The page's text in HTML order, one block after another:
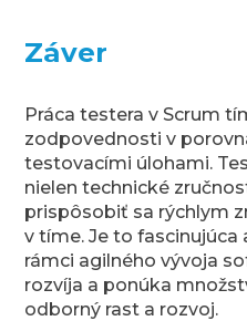
Záver
Práca testera v Scrum
zodpovednosti v
testovacími úlohami.
nielen technické
prispôsobiť sa rýchlym
v tíme. Je to fascinujúca
rámci agilného vývoja
rozvíja a ponúka
odborný rast a rozvoj.